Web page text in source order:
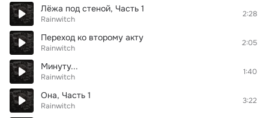
Лёжа под стеной, Часть 1
Rainwitch
2:28
Переход ко второму акту
Rainwitch
2:05
Минуту...
Rainwitch
1:40
Она, Часть 1
Rainwitch
3:22